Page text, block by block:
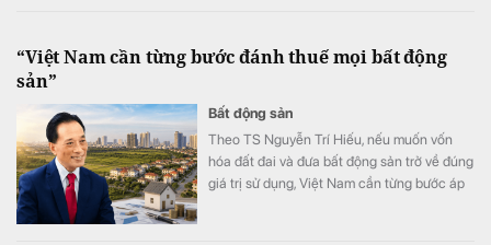
“Việt Nam cần từng bước đánh thuế mọi bất động
sản”
Bất động sản
Theo TS Nguyễn Trí Hiếu, nếu muốn vốn
hóa đất đai và đưa bất động sản trở về đúng
giá trị sử dụng, Việt Nam cần từng bước áp